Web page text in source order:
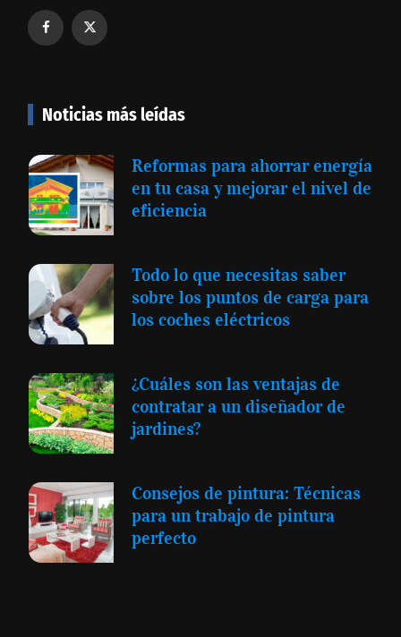
Noticias más leídas
Reformas para ahorrar energía
en tu casa y mejorar el nivel de
eficiencia
Todo lo que necesitas saber
sobre los puntos de carga para
los coches eléctricos
¿Cuáles son las ventajas de
contratar a un diseñador de
jardines?
Consejos de pintura: Técnicas
para un trabajo de pintura
perfecto